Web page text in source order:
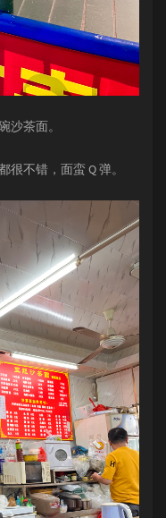
沙茶面。
很不错，面蛮 Q 弹。